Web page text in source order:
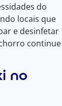
do
locais que
e desinfetar
continue
no